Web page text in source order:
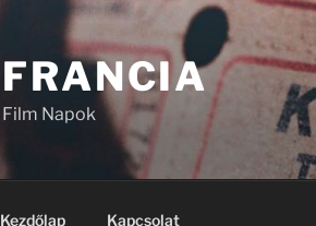
FRANCIA
Film Napok
Kezdőlap Kapcsolat